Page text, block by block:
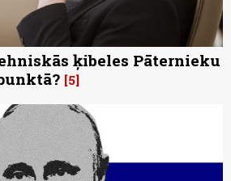
ķibeles Pāternieku
5